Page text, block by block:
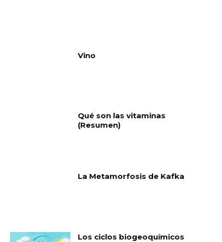
Vino
Qué son las vitaminas
(Resumen)
La Metamorfosis de Kafka
Los ciclos biogeoquímicos